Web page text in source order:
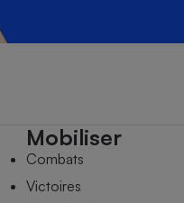
Mobiliser
Combats
Victoires